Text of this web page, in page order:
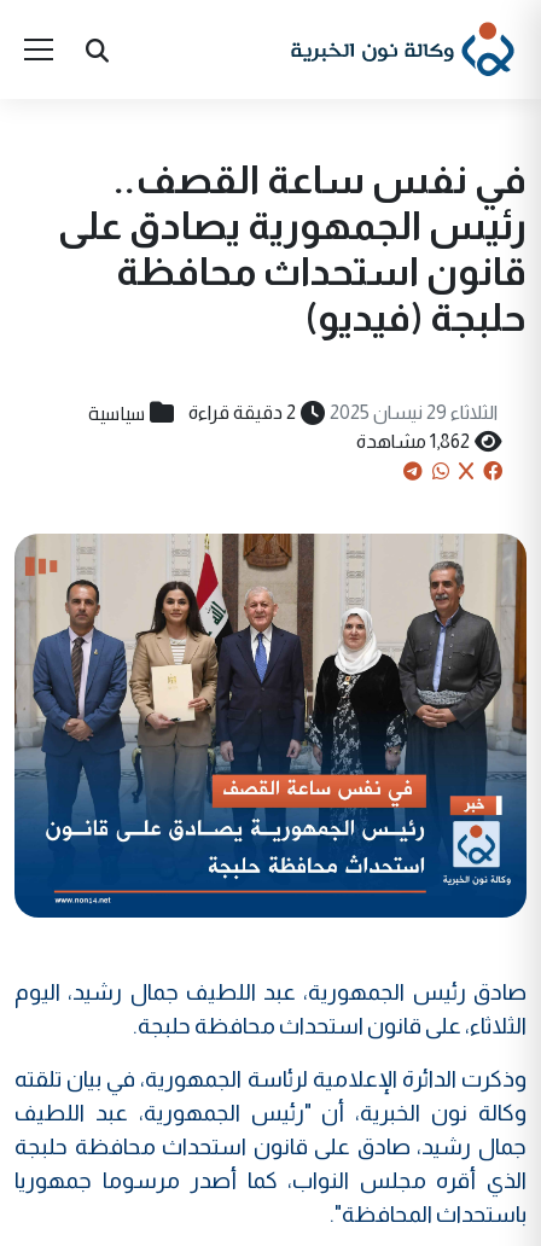
في نفس ساعة القصف..
رئيس الجمهورية يصادق على
قانون استحداث محافظة
حلبجة (فيديو)
الثلاثاء 29 نيسان 2025 2 دقيقة قراءة سياسية
1,862 مشاهدة
صادق رئيس الجمهورية، عبد اللطيف جمال رشيد، اليوم
الثلاثاء، على قانون استحداث محافظة حلبجة.
وذكرت الدائرة الإعلامية لرئاسة الجمهورية، في بيان تلقته
وكالة نون الخبرية، أن "رئيس الجمهورية، عبد اللطيف
جمال رشيد، صادق على قانون استحداث محافظة حلبجة
الذي أقره مجلس النواب، كما أصدر مرسوما جمهوريا
باستحداث المحافظة".